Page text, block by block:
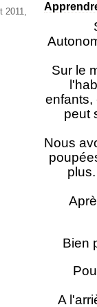
2011,
Sur le
enfants,
peut
Nous
Bien
A